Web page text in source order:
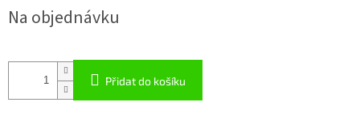
cena:
Na objednávku
Přidat do košíku